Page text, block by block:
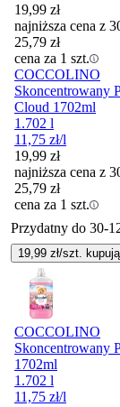
19,99 zł
najniższa cena z
25,79 zł
cena za 1 szt.
COCCOLINO
Skoncentrowany
Cloud 1702ml
1.702 l
11,75 zł/l
19,99 zł
najniższa cena z
25,79 zł
cena za 1 szt.
Przydatny do 30-
19,99 zł/szt.
COCCOLINO
Skoncentrowany
1702ml
1.702 l
11,75 zł/l